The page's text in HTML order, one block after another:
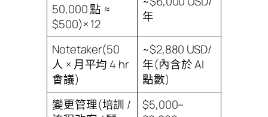
50,000 點 ≈
$500)× 12
年
Notetaker(50
人 × 月平均 4 hr
會議)
~$2,880 USD/
年(內含於 AI
點數)
變更管理(培訓 /
$5,000–